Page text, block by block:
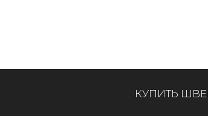
КУПИТЬ